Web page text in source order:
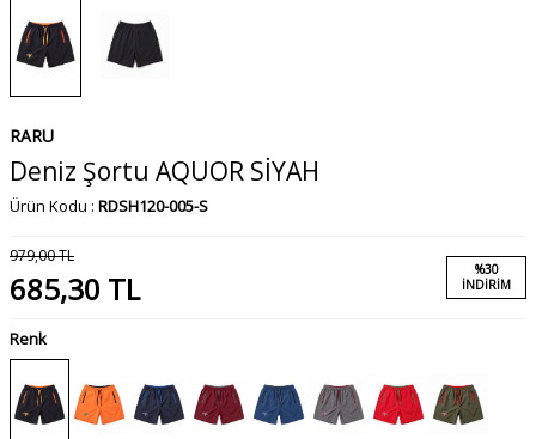
RARU
Deniz Şortu AQUOR SİYAH
Ürün Kodu : RDSH120-005-S
979,00TL
685,30 TL %30
İNDIRIM
Renk